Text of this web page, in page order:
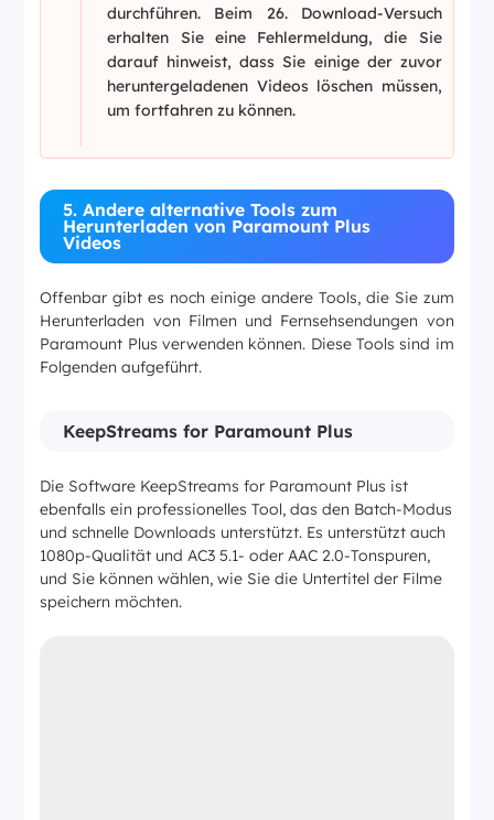
durchführen. Beim 26. Download-Versuch
erhalten Sie eine Fehlermeldung, die Sie
darauf hinweist, dass Sie einige der zuvor
heruntergeladenen Videos löschen müssen,
um fortfahren zu können.
5. Andere alternative Tools zum
Herunterladen von Paramount Plus
Videos
Offenbar gibt es noch einige andere Tools, die Sie zum
Herunterladen von Filmen und Fernsehsendungen von
Paramount Plus verwenden können. Diese Tools sind im
Folgenden aufgeführt.
KeepStreams for Paramount Plus
Die Software KeepStreams for Paramount Plus ist
ebenfalls ein professionelles Tool, das den Batch-Modus
und schnelle Downloads unterstützt. Es unterstützt auch
1080p-Qualität und AC3 5.1- oder AAC 2.0-Tonspuren,
und Sie können wählen, wie Sie die Untertitel der Filme
speichern möchten.